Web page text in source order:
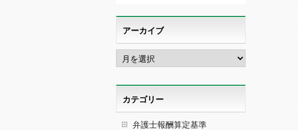
アーカイブ
ア
ー
イ
ブカテゴリー
弁護士報酬算定基準